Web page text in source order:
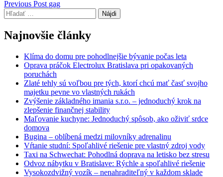
Navigácia
v
článku
Previous Post gag
Hľadať:
Najnovšie články
Klíma do domu pre pohodlnejšie bývanie počas leta
Oprava práčok Electrolux Bratislava pri opakovaných
poruchách
Zlaté tehly sú voľbou pre tých, ktorí chcú mať časť svojho
majetku pevne vo vlastných rukách
Zvýšenie základného imania s.r.o. – jednoduchý krok na
zlepšenie finančnej stability
Maľovanie kuchyne: Jednoduchý spôsob, ako oživiť srdce
domova
Bugina – oblíbená medzi milovníky adrenalinu
Vŕtanie studní: Spoľahlivé riešenie pre vlastný zdroj vody
Taxi na Schwechat: Pohodlná doprava na letisko bez stresu
Odvoz nábytku v Bratislave: Rýchle a spoľahlivé riešenie
Vysokozdvižný vozík – nenahraditeľný v každom sklade